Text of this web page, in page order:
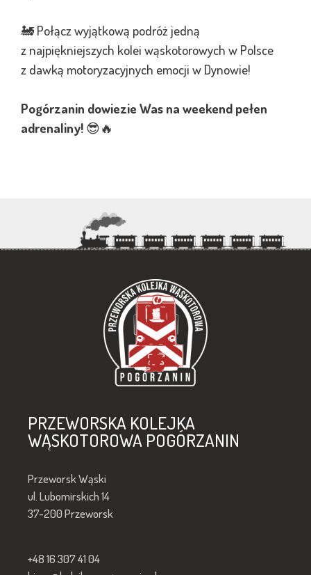
🚂 Połącz wyjątkową podróż jedną
z najpiękniejszych kolei wąskotorowych w Polsce
z dawką motoryzacyjnych emocji w Dynowie!
Pogórzanin dowiezie Was na weekend pełen
adrenaliny! 😎🔥
PRZEWORSKA KOLEJKA
WĄSKOTOROWA POGÓRZANIN
Przeworsk Wąski
ul. Lubomirskich 14
37-200 Przeworsk
+48 16 307 41 04